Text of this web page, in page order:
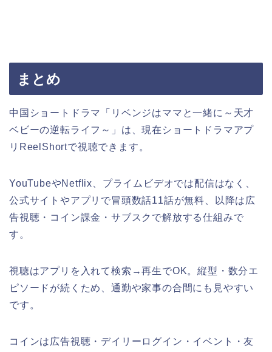
まとめ
中国ショートドラマ「リベンジはママと一緒に～天才
ベビーの逆転ライフ～」は、現在ショートドラマアプ
リReelShortで視聴できます。
YouTubeやNetflix、プライムビデオでは配信はなく、
公式サイトやアプリで冒頭数話11話が無料、以降は広
告視聴・コイン課金・サブスクで解放する仕組みで
す。
視聴はアプリを入れて検索→再生でOK。縦型・数分エ
ピソードが続くため、通勤や家事の合間にも見やすい
です。
コインは広告視聴・デイリーログイン・イベント・友